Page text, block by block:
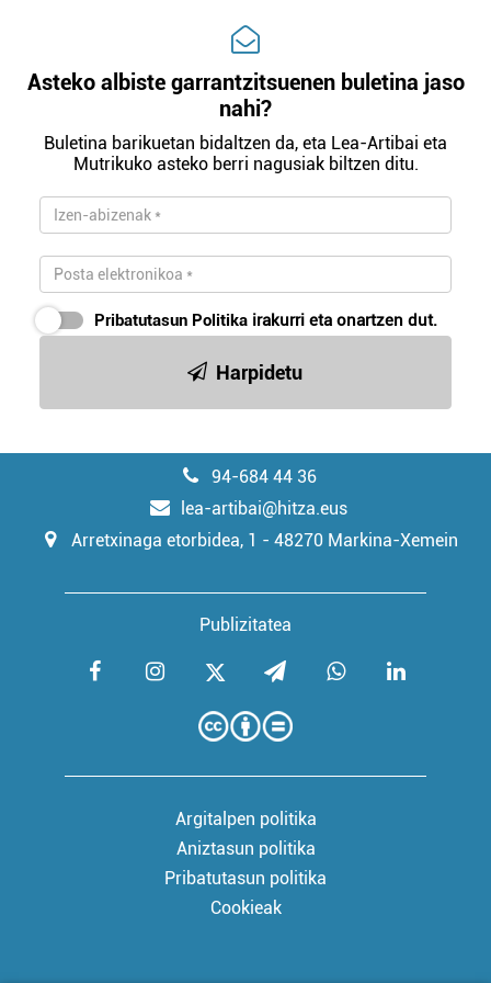
Asteko albiste garrantzitsuenen buletina jaso
nahi?
Buletina barikuetan bidaltzen da, eta Lea-Artibai eta
Mutrikuko asteko berri nagusiak biltzen ditu.
Pribatutasun Politika irakurri eta onartzen dut.
Harpidetu
94-684 44 36
lea-artibai@hitza.eus
Arretxinaga etorbidea, 1 - 48270 Markina-Xemein
Publizitatea
Argitalpen politika
Aniztasun politika
Pribatutasun politika
Cookieak